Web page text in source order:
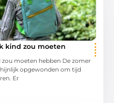
kind zou moeten
moeten hebben De zomer
opgewonden om tijd
Er